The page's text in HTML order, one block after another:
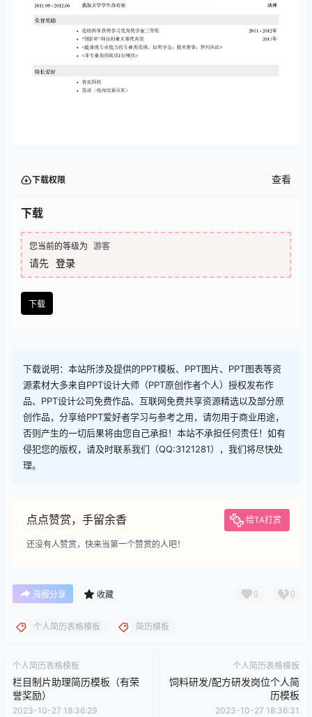
下载权限 查看
下载
您当前的等级为 游客
请先 登录
下载
下载说明：本站所涉及提供的PPT模板、PPT图片、PPT图表等资
源素材大多来自PPT设计大师（PPT原创作者个人）授权发布作
品、PPT设计公司免费作品、互联网免费共享资源精选以及部分原
创作品，分享给PPT爱好者学习与参考之用，请勿用于商业用途，
否则产生的一切后果将由您自己承担！本站不承担任何责任！如有
侵犯您的版权，请及时联系我们（QQ:3121281），我们将尽快处
理。
点点赞赏，手留余香 给TA打赏
还没有人赞赏，快来当第一个赞赏的人吧！
海报分享 收藏 0 0
个人简历表格模板 简历模板
个人简历表格模板
栏目制片助理简历模板（有荣
誉奖励）
2023-10-27 18:36:29
个人简历表格模板
饲料研发/配方研发岗位个人简
历模板
2023-10-27 18:36:31